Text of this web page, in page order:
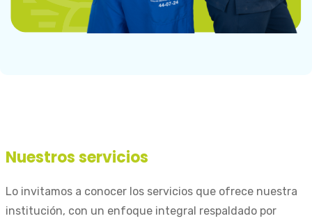
Nuestros servicios
Lo invitamos a conocer los servicios que ofrece nuestra
institución, con un enfoque integral respaldado por